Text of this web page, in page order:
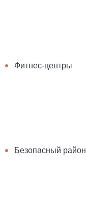
Фитнес-центры
Безопасный район